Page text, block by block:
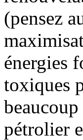
(pensez
énergies
toxiques
pétrolier